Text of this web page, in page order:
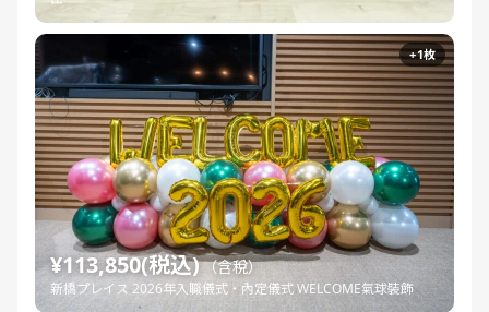
+1枚
¥113,850(税込)（含稅）
新橋プレイス 2026年入職儀式・內定儀式 WELCOME氣球裝飾